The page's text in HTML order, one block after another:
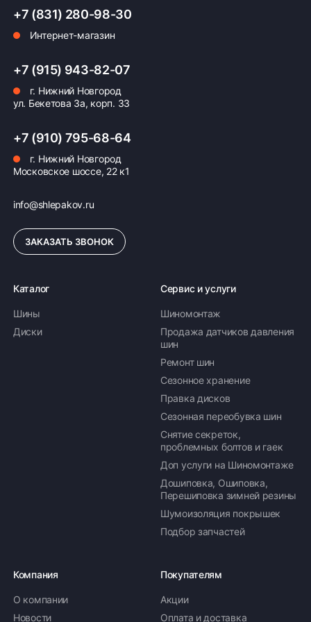
Оплата заказа
Возможна картой, наличными при получении,
формирование счёта для Юр.Лица
+7 (831) 280-98-30
Интернет-магазин
+7 (915) 943-82-07
г. Нижний Новгород
ул. Бекетова 3а, корп. 33
+7 (910) 795-68-64
г. Нижний Новгород
Московское шоссе, 22 к1
info@shlepakov.ru
ЗАКАЗАТЬ ЗВОНОК
Каталог
Шины
Диски
Сервис и услуги
Шиномонтаж
Продажа датчиков давления
шин
Ремонт шин
Сезонное хранение
Правка дисков
Сезонная переобувка шин
Снятие секреток,
проблемных болтов и гаек
Доп услуги на Шиномонтаже
Дошиповка, Ошиповка,
Перешиповка зимней резины
Шумоизоляция покрышек
Подбор запчастей
Компания
О компании
Новости
Покупателям
Акции
Оплата и доставка